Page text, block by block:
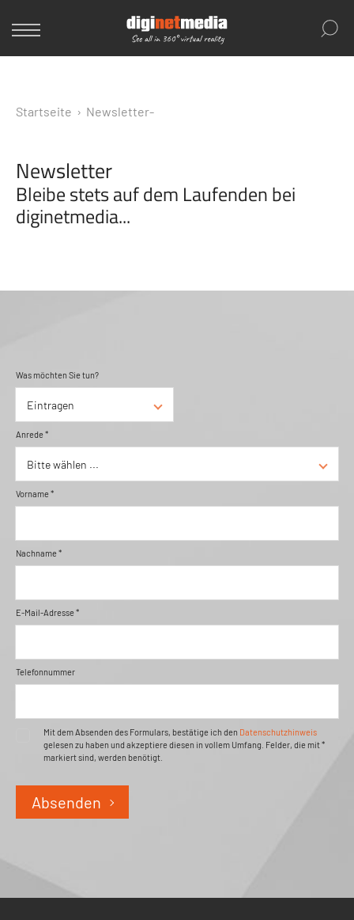
Startseite › Newsletter-
Newsletter
Bleibe stets auf dem Laufenden bei
diginetmedia...
Was möchten Sie tun?
Anrede *
Vorname *
Nachname *
E-Mail-Adresse *
Telefonnummer
Mit dem Absenden des Formulars, bestätige ich den Datenschutzhinweis
gelesen zu haben und akzeptiere diesen in vollem Umfang. Felder, die mit *
markiert sind, werden benötigt.
Absenden